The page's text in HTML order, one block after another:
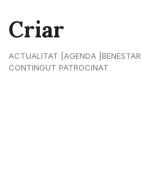
Criar
ACTUALITAT AGENDA BENESTAR
CONTINGUT PATROCINAT